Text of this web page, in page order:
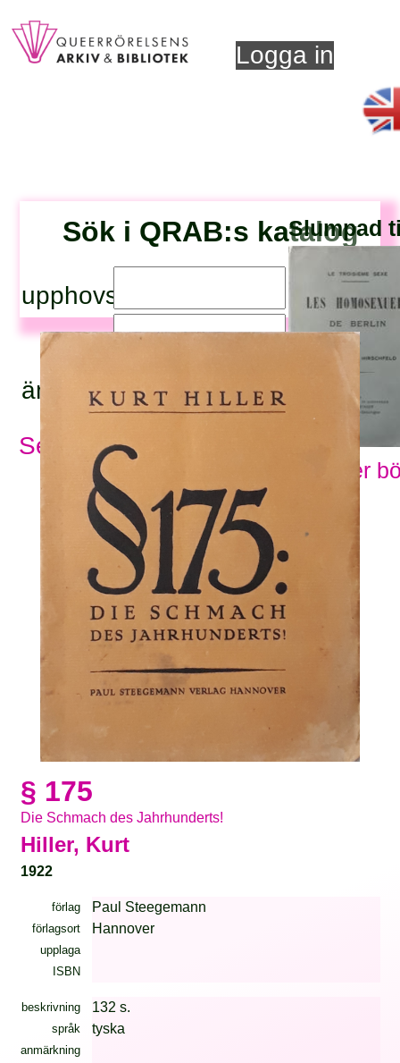
Logga in
Sök i QRAB:s katalog
upphovsperson:
titel:
ämnesord:
Se alla ämnesord
Slumpad
Visa fler
§ 175
Die Schmach des Jahrhunderts!
Hiller, Kurt
1922
förlag Paul Steegemann
förlagsort Hannover
upplaga
ISBN
beskrivning 132 s.
språk tyska
anmärkning